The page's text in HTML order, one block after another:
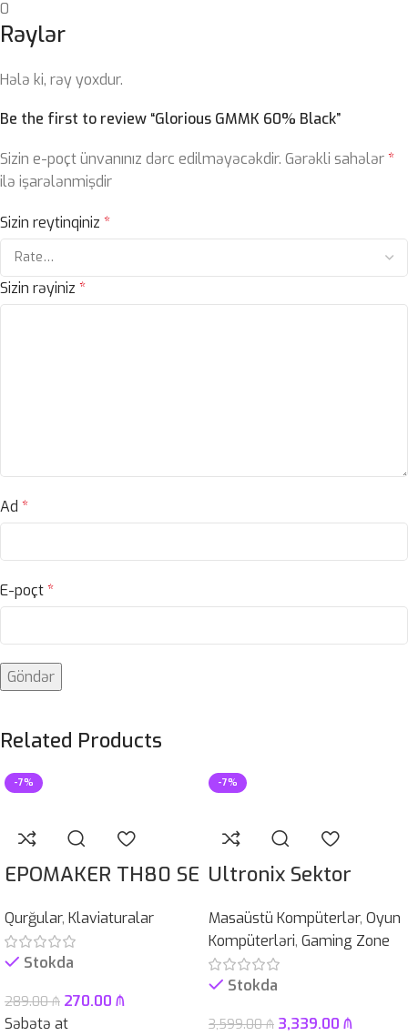
0
Rəylər
Hələ ki, rəy yoxdur.
Be the first to review “Glorious GMMK 60% Black”
Sizin e-poçt ünvanınız dərc edilməyəcəkdir. Gərəkli sahələr*
ilə işarələnmişdir
Sizin reytinqiniz *
Sizin rəyiniz *
Ad *
E-poçt*
Related Products
-7%
EPOMAKER TH80 SE
Qurğular, Klaviaturalar
Stokda
289.00₼ 270.00 ₼
Səbətə at
-7%
Ultronix Sektor
Masaüstü Kompüterlər, Oyun
Kompüterləri, Gaming Zone
Stokda
3,599.00₼ 3,339.00 ₼